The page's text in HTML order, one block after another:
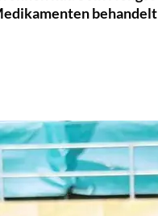
behandelt